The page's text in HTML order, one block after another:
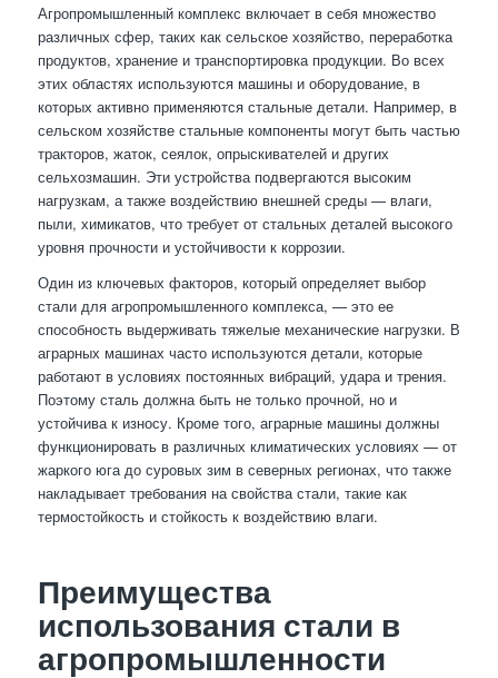
Агропромышленный комплекс включает в себя множество
различных сфер, таких как сельское хозяйство, переработка
продуктов, хранение и транспортировка продукции. Во всех
этих областях используются машины и оборудование, в
которых активно применяются стальные детали. Например, в
сельском хозяйстве стальные компоненты могут быть частью
тракторов, жаток, сеялок, опрыскивателей и других
сельхозмашин. Эти устройства подвергаются высоким
нагрузкам, а также воздействию внешней среды — влаги,
пыли, химикатов, что требует от стальных деталей высокого
уровня прочности и устойчивости к коррозии.
Один из ключевых факторов, который определяет выбор
стали для агропромышленного комплекса, — это ее
способность выдерживать тяжелые механические нагрузки. В
аграрных машинах часто используются детали, которые
работают в условиях постоянных вибраций, удара и трения.
Поэтому сталь должна быть не только прочной, но и
устойчива к износу. Кроме того, аграрные машины должны
функционировать в различных климатических условиях — от
жаркого юга до суровых зим в северных регионах, что также
накладывает требования на свойства стали, такие как
термостойкость и стойкость к воздействию влаги.
Преимущества
использования стали в
агропромышленности